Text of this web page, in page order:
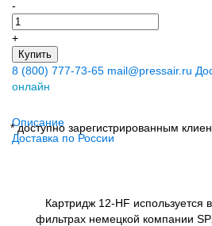
-
+
Купить
8 (800) 777-73-65 mail@pressair.ru
онлайн
* доступно зарегистрированным
Описание
Доставка по России
Картридж 12-HF используется
фильтрах немецкой компании